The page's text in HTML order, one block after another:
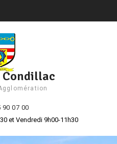
Condillac
90 07 00
et Vendredi 9h00-11h30